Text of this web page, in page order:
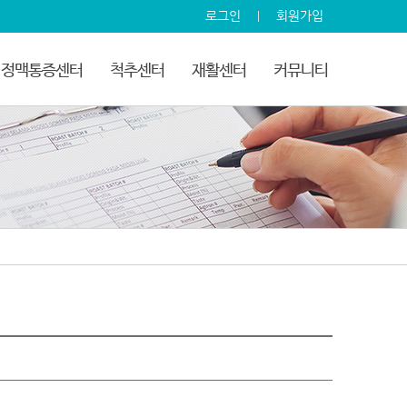
회원가입
로그인
정맥통증센터 척추센터 재활센터 커뮤니티